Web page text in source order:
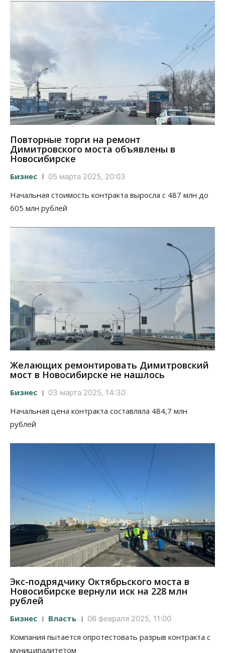
Повторные торги на ремонт
Димитровского моста объявлены в
Новосибирске
Бизнес 05 марта 2025, 20:03
Начальная стоимость контракта выросла с 487 млн до
605 млн рублей
Желающих ремонтировать Димитровский
мост в Новосибирске не нашлось
Бизнес 03 марта 2025, 14:30
Начальная цена контракта составляла 484,7 млн
рублей
Экс-подрядчику Октябрьского моста в
Новосибирске вернули иск на 228 млн
рублей
Бизнес Власть 06 февраля 2025, 11:00
Компания пытается опротестовать разрыв контракта с
муниципалитетом